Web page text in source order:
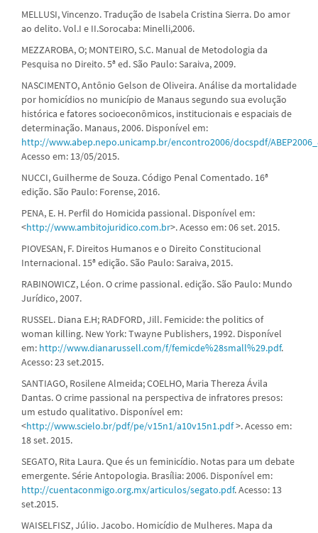
MELLUSI, Vincenzo. Tradução de Isabela Cristina Sierra. Do amor
ao delito. Vol.I e II.Sorocaba: Minelli,2006.
MEZZAROBA, O; MONTEIRO, S.C. Manual de Metodologia da
Pesquisa no Direito. 5ª ed. São Paulo: Saraiva, 2009.
NASCIMENTO, Antônio Gelson de Oliveira. Análise da mortalidade
por homicídios no município de Manaus segundo sua evolução
histórica e fatores socioeconômicos, institucionais e espaciais de
determinação. Manaus, 2006. Disponível em:
http://www.abep.nepo.unicamp.br/encontro2006/docspdf/
Acesso em: 13/05/2015.
NUCCI, Guilherme de Souza. Código Penal Comentado. 16ª
edição. São Paulo: Forense, 2016.
PENA, E. H. Perfil do Homicida passional. Disponível em:
<http://www.ambitojuridico.com.br>. Acesso em: 06 set. 2015.
PIOVESAN, F. Direitos Humanos e o Direito Constitucional
Internacional. 15ª edição. São Paulo: Saraiva, 2015.
RABINOWICZ, Léon. O crime passional. edição. São Paulo: Mundo
Jurídico, 2007.
RUSSEL. Diana E.H; RADFORD, Jill. Femicide: the politics of
woman killing. New York: Twayne Publishers, 1992. Disponível
em: http://www.dianarussell.com/f/femicde%28small%29.pdf.
Acesso: 23 set.2015.
SANTIAGO, Rosilene Almeida; COELHO, Maria Thereza Ávila
Dantas. O crime passional na perspectiva de infratores presos:
um estudo qualitativo. Disponível em:
<http://www.scielo.br/pdf/pe/v15n1/a10v15n1.pdf>. Acesso em:
18 set. 2015.
SEGATO, Rita Laura. Que és un feminicídio. Notas para um debate
emergente. Série Antopologia. Brasília: 2006. Disponível em:
http://cuentaconmigo.org.mx/articulos/segato.pdf. Acesso: 13
set.2015.
WAISELFISZ, Júlio. Jacobo. Homicídio de Mulheres. Mapa da